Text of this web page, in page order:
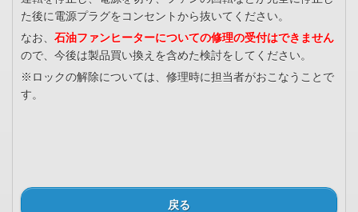
た後に電源プラグをコンセントから抜いてください。
なお、 石油ファンヒーターについての修理の受付はできません
ので、今後は製品買い換えを含めた検討をしてください。
※ロックの解除については、修理時に担当者がおこなうことで
す。
戻る